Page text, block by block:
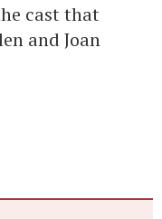
cast that
and Joan